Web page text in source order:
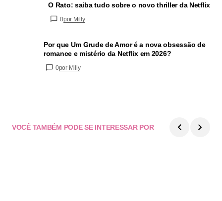
O Rato: saiba tudo sobre o novo thriller da Netflix
0por Milly
Por que Um Grude de Amor é a nova obsessão de
romance e mistério da Netflix em 2026?
0por Milly
VOCÊ TAMBÉM PODE SE INTERESSAR POR